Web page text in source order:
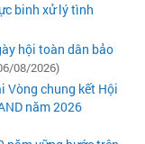
binh xử lý tình
hội toàn dân bảo
08/2026)
Vòng chung kết Hội
năm 2026